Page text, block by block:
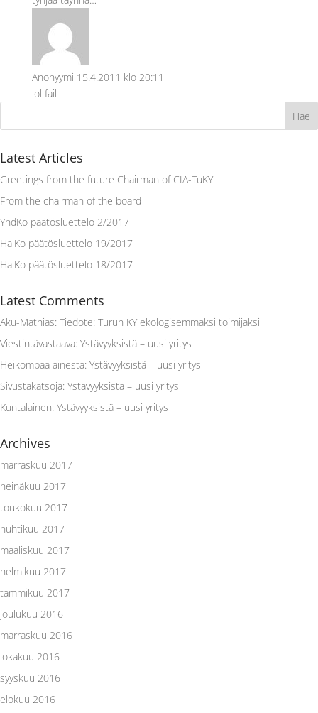
Anonyymi 15.4.2011 klo 20:11
lol fail
Latest Articles
Greetings from the future Chairman of CIA-TuKY
From the chairman of the board
YhdKo päätösluettelo 2/2017
HalKo päätösluettelo 19/2017
HalKo päätösluettelo 18/2017
Latest Comments
Aku-Mathias: Tiedote: Turun KY ekologisemmaksi toimijaksi
Viestintävastaava: Ystävyyksistä – uusi yritys
Heikompaa ainesta: Ystävyyksistä – uusi yritys
Sivustakatsoja: Ystävyyksistä – uusi yritys
Kuntalainen: Ystävyyksistä – uusi yritys
Archives
marraskuu 2017
heinäkuu 2017
toukokuu 2017
huhtikuu 2017
maaliskuu 2017
helmikuu 2017
tammikuu 2017
joulukuu 2016
marraskuu 2016
lokakuu 2016
syyskuu 2016
elokuu 2016